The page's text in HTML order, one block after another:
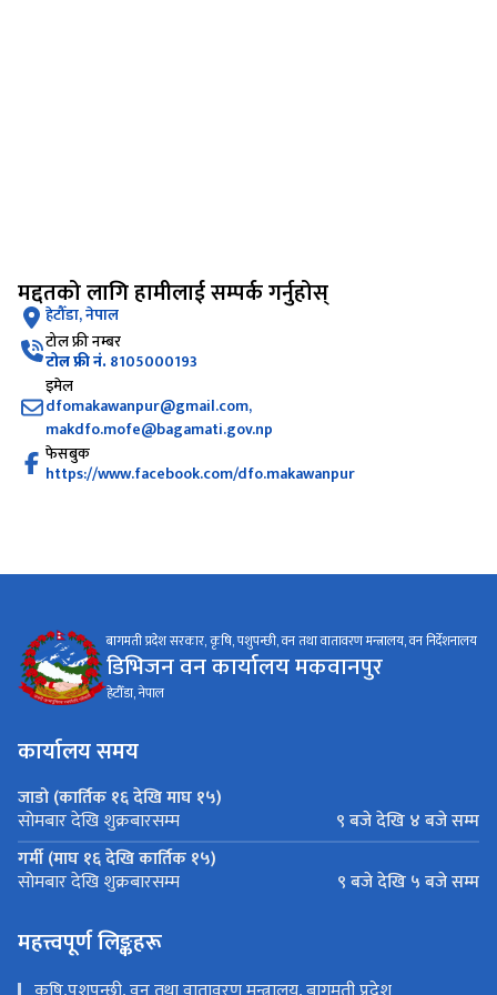
मद्दतको लागि हामीलाई सम्पर्क गर्नुहोस्
हेटौँडा, नेपाल
टोल फ्री नम्बर
टोल फ्री नं. 8105000193
इमेल
dfomakawanpur@gmail.com,
makdfo.mofe@bagamati.gov.np
फेसबुक
https://www.facebook.com/dfo.makawanpur
बागमती प्रदेश सरकार, कृषि, पशुपन्छी, वन तथा वातावरण मन्त्रालय, वन निर्देशनालय
डिभिजन वन कार्यालय मकवानपुर
हेटौँडा, नेपाल
कार्यालय समय
जाडो (कार्तिक १६ देखि माघ १५)
सोमबार देखि शुक्रबारसम्म
९ बजे देखि ४ बजे सम्म
गर्मी (माघ १६ देखि कार्तिक १५)
सोमबार देखि शुक्रबारसम्म ९ बजे देखि ५ बजे सम्म
महत्त्वपूर्ण लिङ्कहरू